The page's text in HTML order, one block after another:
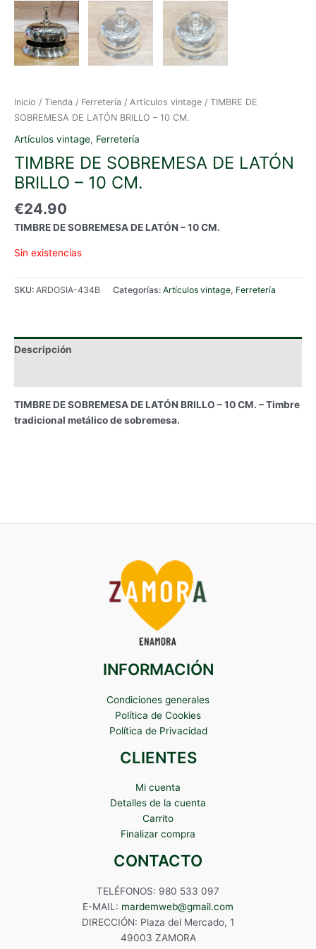
Inicio / Tienda / Ferretería / Artículos vintage / TIMBRE DE
SOBREMESA DE LATÓN BRILLO – 10 CM.
Artículos vintage, Ferretería
TIMBRE DE SOBREMESA DE LATÓN
BRILLO – 10 CM.
€24.90
TIMBRE DE SOBREMESA DE LATÓN – 10 CM.
Sin existencias
SKU: ARDOSIA-434B Categorías: Artículos vintage, Ferretería
Descripción
TIMBRE DE SOBREMESA DE LATÓN BRILLO – 10 CM. – Timbre
tradicional metálico de sobremesa.
INFORMACIÓN
Condiciones generales
Política de Cookies
Política de Privacidad
CLIENTES
Mi cuenta
Detalles de la cuenta
Carrito
Finalizar compra
CONTACTO
TELÉFONOS: 980 533 097
E-MAIL: mardemweb@gmail.com
DIRECCIÓN: Plaza del Mercado, 1
49003 ZAMORA